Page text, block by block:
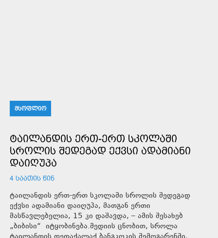
ᲛᲡᲝᲤᲚᲘᲝ
ᲢᲐᲘᲚᲐᲜᲓᲘᲡ ᲔᲠᲗ-ᲔᲠᲗ ᲡᲙᲝᲚᲐᲨᲘ
ᲡᲠᲝᲚᲘᲡ ᲨᲔᲓᲔᲒᲐᲓ ᲔᲥᲕᲡᲘ ᲐᲓᲐᲛᲘᲐᲜᲘ
ᲓᲐᲘᲦᲣᲞᲐ
4 ᲡᲐᲐᲗᲘᲡ ᲬᲘᲜ
ტაილანდის ერთ-ერთ სკოლაში სროლის შედეგად
ექვსი ადამიანი დაიღუპა, მათგან ერთი
მასწავლებელია, 15 კი დაშავდა, – ამის შესახებ
„ბიბისი“ იტყობინება.მედიის ცნობით, სროლა